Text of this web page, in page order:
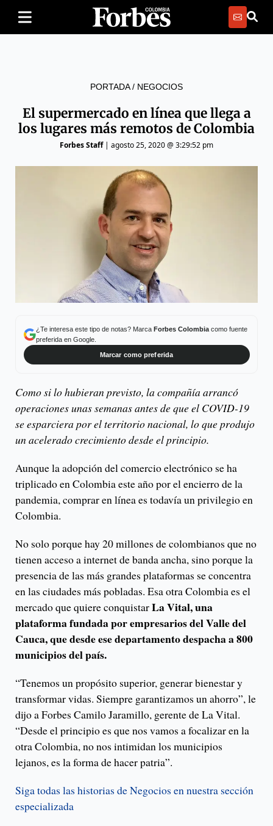
PORTADA/ NEGOCIOS
El supermercado en línea que llega a
los lugares más remotos de Colombia
Forbes Staff| agosto 25, 2020 @ 3:29:52 pm
¿Te interesa este tipo de notas? Marca Forbes Colombiacomo fuente
preferida en Google.
Marcar como preferida
Como si lo hubieran previsto, la compañía arrancó
operaciones unas semanas antes de que el COVID-19
se esparciera por el territorio nacional, lo que produjo
un acelerado crecimiento desde el principio.
Aunque la adopción del comercio electrónico se ha
triplicado en Colombia este año por el encierro de la
pandemia, comprar en línea es todavía un privilegio en
Colombia.
No solo porque hay 20 millones de colombianos que no
tienen acceso a internet de banda ancha, sino porque la
presencia de las más grandes plataformas se concentra
en las ciudades más pobladas. Esa otra Colombia es el
mercado que quiere conquistarLa Vital, una
plataforma fundada por empresarios del Valle del
Cauca, que desde ese departamento despacha a 800
municipios del país.
“Tenemos un propósito superior, generar bienestar y
transformar vidas. Siempre garantizamos un ahorro”, le
dijo a Forbes Camilo Jaramillo, gerente de La Vital.
“Desde el principio es que nos vamos a focalizar en la
otra Colombia, no nos intimidan los municipios
lejanos, es la forma de hacer patria”.
Siga todas las historias de Negocios en nuestra sección
especializada